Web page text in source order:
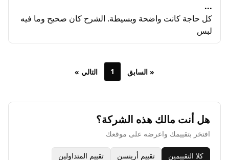
...
كل حاجة كانت واضحة وبسيطة. الشرح كان صحيح وما فيه
لبس
« السابق 1 التالي »
هل أنت مالك هذه الشركة؟
افتخر بتقييمك واعرضه على موقعك
كلا التقييمين تقييم أرينسن تقييم المتداولين